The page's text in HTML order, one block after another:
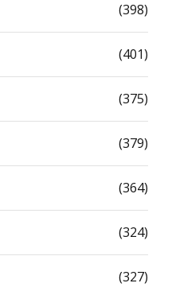
(398)
(401)
(375)
(379)
(364)
(324)
(327)